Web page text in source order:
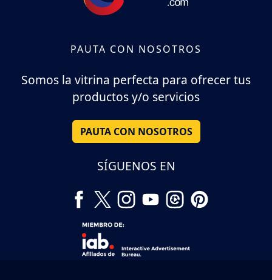
PAUTA CON NOSOTROS
Somos la vitrina perfecta para ofrecer tus
productos y/o servicios
PAUTA CON NOSOTROS
SÍGUENOS EN